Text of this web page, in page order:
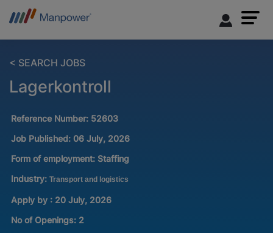
< SEARCH JOBS
Lagerkontroll
Reference Number: 52603
Job Published: 06 July, 2026
Form of employment: Staffing
Industry: Transport and logistics
Apply by : 20 July, 2026
No of Openings: 2